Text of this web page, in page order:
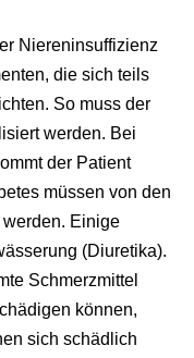
Niereninsuffizienz
die sich teils
So muss der
werden. Bei
der Patient
müssen von den
Einige
(Diuretika).
Schmerzmittel
können,
sich schädlich